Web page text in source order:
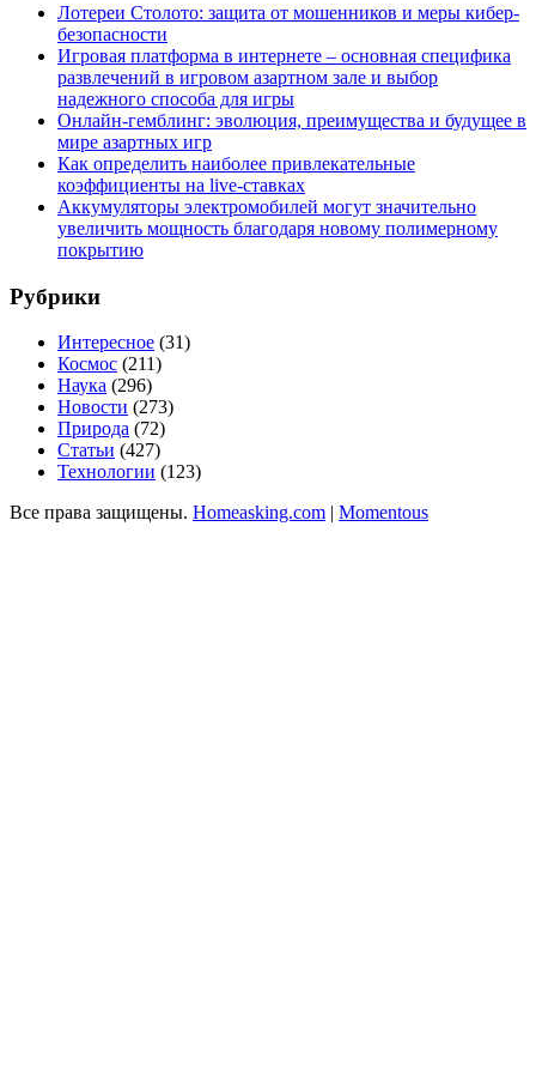
Лотереи Столото: защита от мошенников и меры кибер-
безопасности
Игровая платформа в интернете – основная специфика
развлечений в игровом азартном зале и выбор
надежного способа для игры
Онлайн-гемблинг: эволюция, преимущества и будущее в
мире азартных игр
Как определить наиболее привлекательные
коэффициенты на live-ставках
Аккумуляторы электромобилей могут значительно
увеличить мощность благодаря новому полимерному
покрытию
Рубрики
Интересное (31)
Космос (211)
Наука (296)
Новости (273)
Природа (72)
Статьи (427)
Технологии (123)
Все права защищены. Homeasking.com | Momentous